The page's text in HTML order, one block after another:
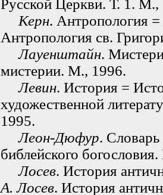
Русской Церкви. Т. 1.
Керн. Антропология =
Антропология св.
Лауенштайн.
мистерии. М., 1996.
Левин. История =
художественной
1995.
Леон-Дюфур.
библейского
Лосев. История
А. Лосев. История